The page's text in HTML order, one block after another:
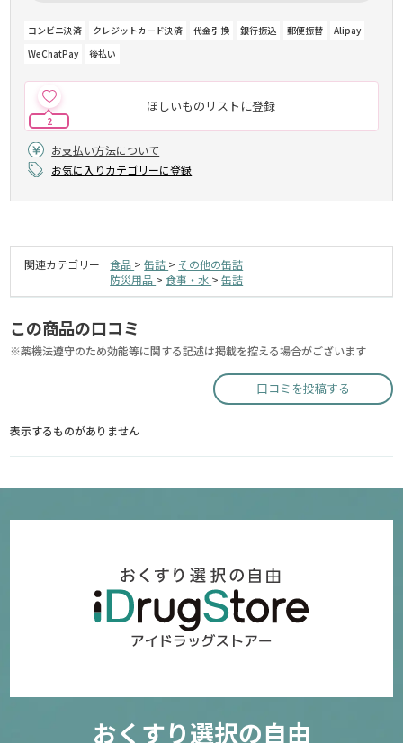
コンビニ決済 クレジットカード決済 代金引換 銀行振込 郵便振替
Alipay
WeChatPay
後払い
ほしいものリストに登録
2
お支払い方法について
お気に入りカテゴリーに登録
関連カテゴリー 食品 >缶詰 > その他の缶詰
防災用品 >食事・水 >缶詰
この商品の口コミ
※薬機法遵守のため効能等に関する記述は掲載を控える場合がございます
口コミを投稿する
表示するものがありません
おくすり選択の自由